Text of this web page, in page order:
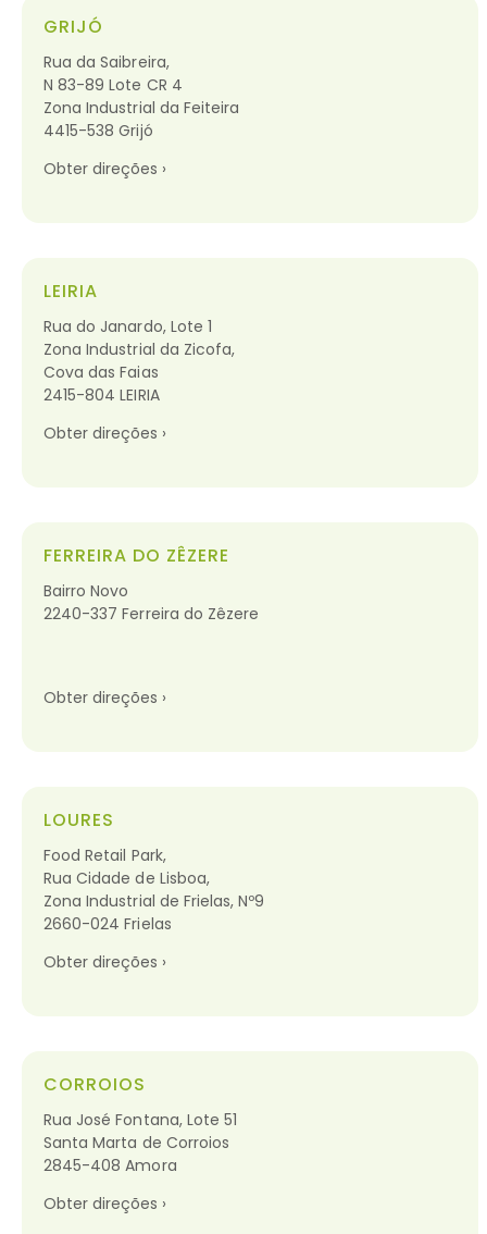
GRIJÓ
Rua da Saibreira,
N 83-89 Lote CR 4
Zona Industrial da Feiteira
4415-538 Grijó
Obter direções ›
LEIRIA
Rua do Janardo, Lote 1
Zona Industrial da Zicofa,
Cova das Faias
2415-804 LEIRIA
Obter direções ›
FERREIRA DO ZÊZERE
Bairro Novo
2240-337 Ferreira do Zêzere
Obter direções ›
LOURES
Food Retail Park,
Rua Cidade de Lisboa,
Zona Industrial de Frielas, Nº9
2660-024 Frielas
Obter direções ›
CORROIOS
Rua José Fontana, Lote 51
Santa Marta de Corroios
2845-408 Amora
Obter direções ›